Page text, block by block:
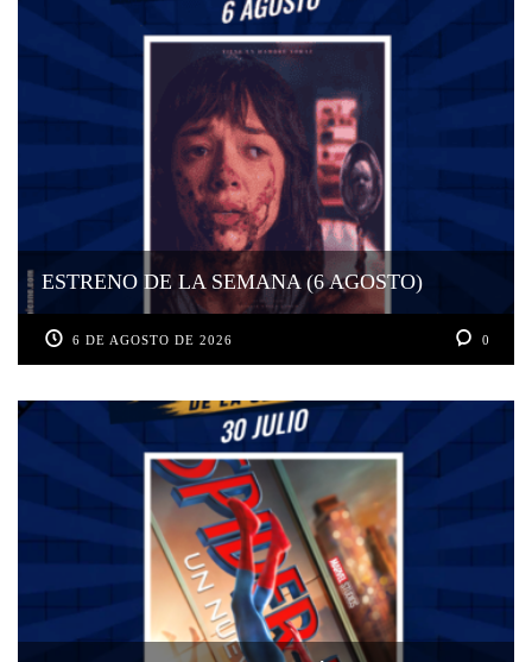
ESTRENO DE LA SEMANA (6 AGOSTO)
6 DE AGOSTO DE 2026 0